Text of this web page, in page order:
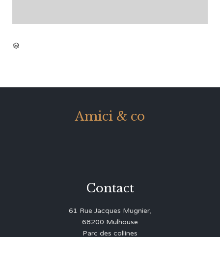

Amici & co
Contact
61 Rue Jacques Mugnier,
68200 Mulhouse
Parc des collines